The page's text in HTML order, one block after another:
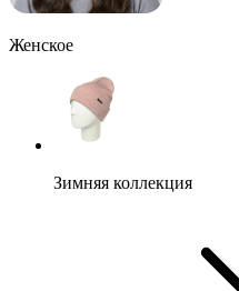
Женское
Зимняя коллекция